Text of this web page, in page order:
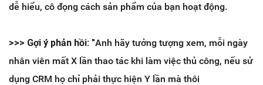
dễ hiểu, cô đọng cách sản phẩm của bạn hoạt động.
>>> ​Gợi ý phản hồi: "Anh hãy tưởng tượng xem, mỗi ngày
nhân viên mất X lần thao tác khi làm việc thủ công, nếu sử
dụng CRM họ chỉ phải thực hiện Y lần mà thôi